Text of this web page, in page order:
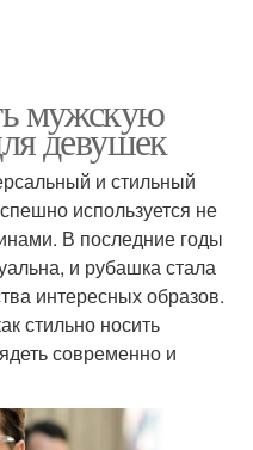
мужскую
девушек
и стильный
используется не
В последние годы
и рубашка стала
интересных образов.
стильно носить
современно и